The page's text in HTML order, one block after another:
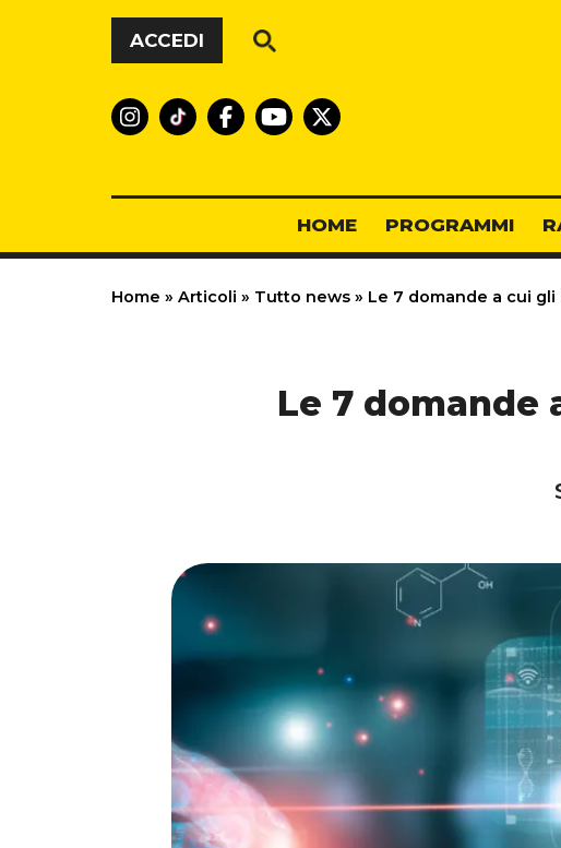
Vai al contenuto
ACCEDI
HOME PROGRAMMI
Home » Articoli » Tutto news » Le 7 domande a cui
Le 7 domande